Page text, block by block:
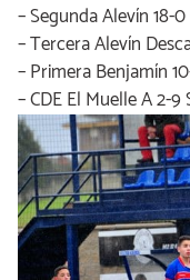
– Segunda Alevín 18-
– Tercera Alevín
– Primera Benjamín
– CDE El Muelle A 2-